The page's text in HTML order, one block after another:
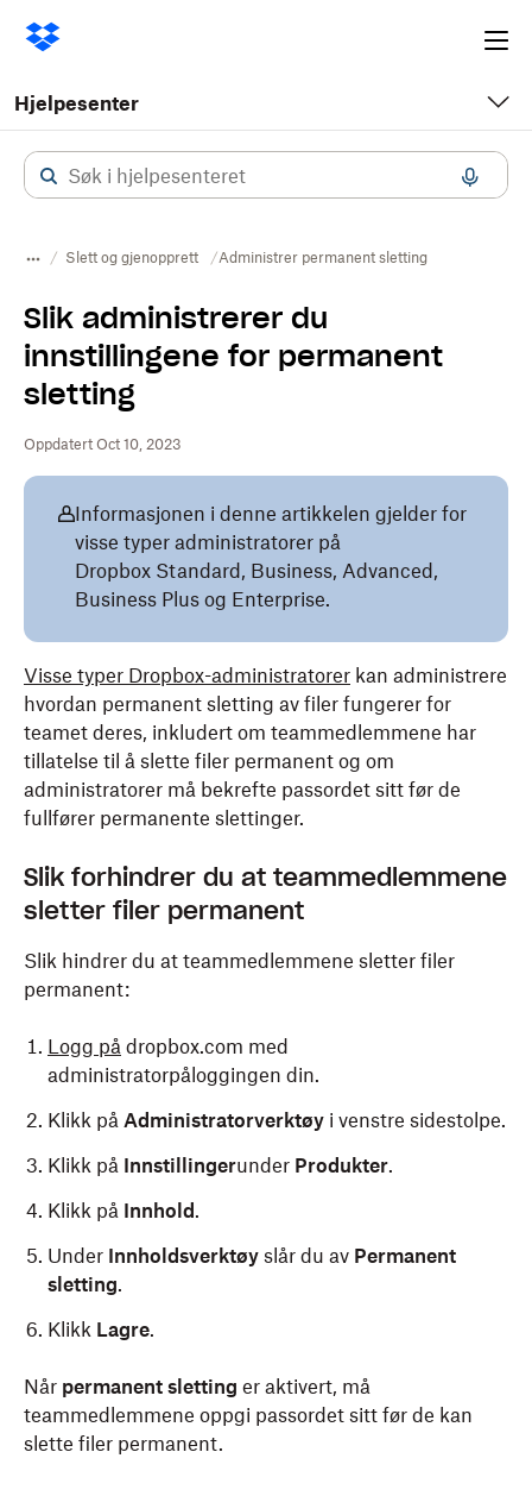
Hjelpesenter
Slett og gjenopprett Administrer permanent sletting
Slik administrerer du
innstillingene for permanent
sletting
Oppdatert Oct 10, 2023
Informasjonen i denne artikkelen gjelder for
visse typer administratorer på
Dropbox Standard, Business, Advanced,
Business Plus og Enterprise.
Visse typer Dropbox-administratorer kan administrere
hvordan permanent sletting av filer fungerer for
teamet deres, inkludert om teammedlemmene har
tillatelse til å slette filer permanent og om
administratorer må bekrefte passordet sitt før de
fullfører permanente slettinger.
Slik forhindrer du at teammedlemmene
sletter filer permanent
Slik hindrer du at teammedlemmene sletter filer
permanent:
Logg på dropbox.com med
administratorpåloggingen din.
Klikk på Administratorverktøy i venstre sidestolpe.
Klikk på Innstillingerunder Produkter.
Klikk på Innhold .
Under Innholdsverktøy slår du av Permanent
sletting.
Klikk Lagre.
Når permanent sletting er aktivert, må
teammedlemmene oppgi passordet sitt før de kan
slette filer permanent.